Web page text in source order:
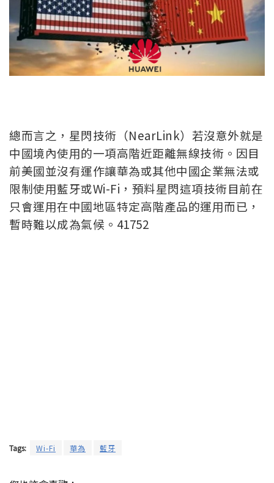
總而言之，星閃技術（NearLink）若沒意外就是
中國境內使用的一項高階近距離無線技術。因目
前美國並沒有運作讓華為或其他中國企業無法或
限制使用藍牙或Wi-Fi，預料星閃這項技術目前在
只會運用在中國地區特定高階產品的運用而已，
暫時難以成為氣候。41752
Tags: Wi-Fi 華為 藍牙